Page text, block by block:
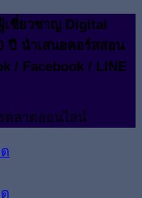
เชี่ยวชาญ Digital
ปี นำเสนอคอร์สสอน
/ Facebook / LINE
ตลาดออนไลน์